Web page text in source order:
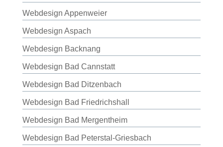
Webdesign Appenweier
Webdesign Aspach
Webdesign Backnang
Webdesign Bad Cannstatt
Webdesign Bad Ditzenbach
Webdesign Bad Friedrichshall
Webdesign Bad Mergentheim
Webdesign Bad Peterstal-Griesbach